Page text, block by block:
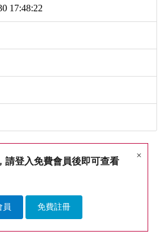
17:48:22
×
請登入免費會員後即可查看
員 免費註冊